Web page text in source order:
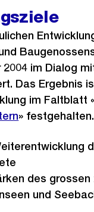
im Dialog
Das Ergebnis
im Faltblatt
» festgehalten.
des
und